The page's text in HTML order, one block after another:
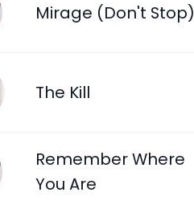
Mirage (Don't Stop)
The Kill
Remember Where
You Are